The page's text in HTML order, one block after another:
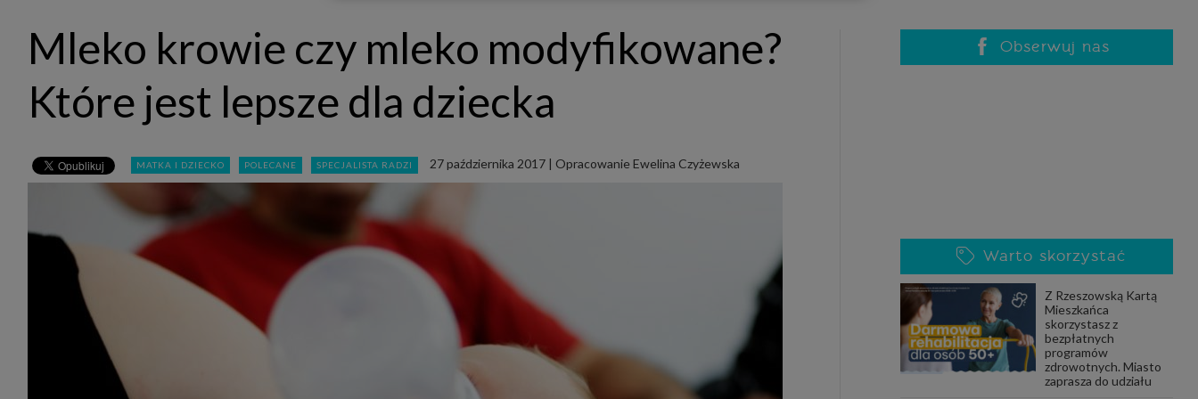
takie nie wymaga dodatkowej zgody z Twojej strony, ale możesz mu się w każdej chwili sprzeciwić. O ile nie
zdecydujesz inaczej, dokonując stosownych zmian ustawień w Twojej przeglądarce, podmioty z Grupy SAGIER
będą również instalować na Twoich urządzeniach pliki cookies i podobne oraz odczytywać informacje z takich
plików. Bliższe informacje o cookies znajdziesz w akapicie „Cookies” pod koniec tej informacji.
Administrator danych osobowych
Administratorami Twoich danych są podmioty z Grupy SAGIER czyli podmioty z grupy kapitałowej SAGIER, w
PODMIIOTY ZALEŻNE:
http://poradnikbudowlany.eu/
https://modnieizdrowo.pl/
http://www.sagier.pl/
Jeżeli wyrazisz zgodę, o którą wyżej prosimy, administratorami Twoich danych osobowych będą także nasi
Zaufani Partnerzy. Listę Zaufanych Partnerów możesz sprawdzić w każdym momencie na stronie naszej
i tam też zmodyfikować lub cofnąć swoje zgody.
Podstawa i cel przetwarzania
Twoje dane przetwarzamy w następujących celach:
1. Jeśli zawieramy z Tobą umowę o realizację danej usługi (np. usługi zapewniającej Ci możliwość zapoznania się
z jednym z naszych serwisów w oparciu o treść regulaminu tego serwisu), to możemy przetwarzać Twoje dane w
Mleko krowie czy mleko modyfikowane?
Które jest lepsze dla dziecka
MATKA I DZIECKO POLECANE SPECJALISTA RADZI 27 października 2017| Opracowanie Ewelina Czyżewska
Obserwuj nas
Warto skorzystać
Z Rzeszowską Kartą
Mieszkańca
skorzystasz z
bezpłatnych
programów
zdrowotnych. Miasto
zaprasza do udziału